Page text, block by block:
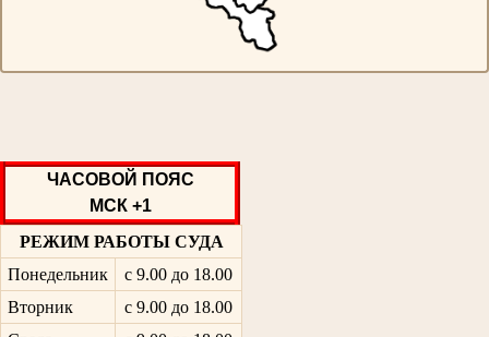
ЧАСОВОЙ ПОЯС
МСК +1
РЕЖИМ РАБОТЫ СУДА
Понедельник
с 9.00 до 18.00
Вторник
с 9.00 до 18.00